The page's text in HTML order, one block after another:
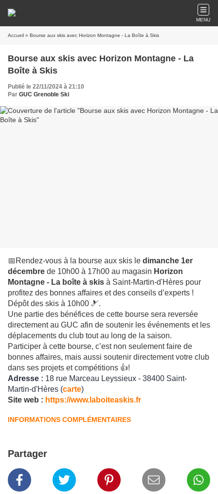
MENU
Accueil » Bourse aux skis avec Horizon Montagne - La Boîte à Skis
Bourse aux skis avec Horizon Montagne - La
Boîte à Skis
Publié le 22/11/2024 à 21:10
Par GUC Grenoble Ski
📅Rendez-vous à la bourse aux skis le dimanche 1er
décembre de 10h00 à 17h00 au magasin Horizon
Montagne - La boîte à skis à Saint-Martin-d'Hères pour
profitez des bonnes affaires et des conseils d’experts !
Dépôt des skis à 10h00 🎿.
Une partie des bénéfices de cette bourse sera reversée
directement au GUC afin de soutenir les événements et les
déplacements du club tout au long de la saison.
Participer à cette bourse, c’est non seulement faire de
bonnes affaires, mais aussi soutenir directement votre club
dans ses projets et compétitions 👍!
Adresse : 18 rue Marceau Leyssieux - 38400 Saint-
Martin-d'Hères (carte)
Site web : https://www.laboiteaskis.fr
INFORMATIONS COMPLÉMENTAIRES
Partager